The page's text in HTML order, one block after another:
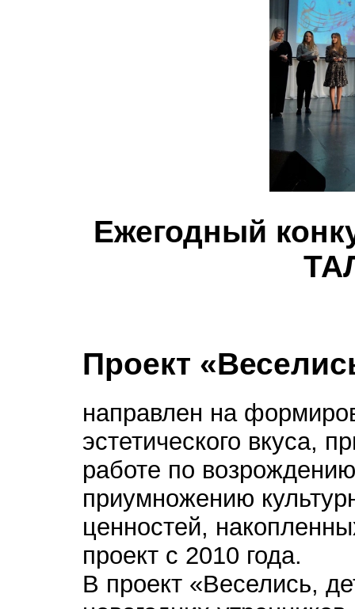
Ежегодный
Проект
направлен на
эстетического вкуса,
работе по
приумножению
ценностей,
проект с 2010 года.
В проект «Веселись,